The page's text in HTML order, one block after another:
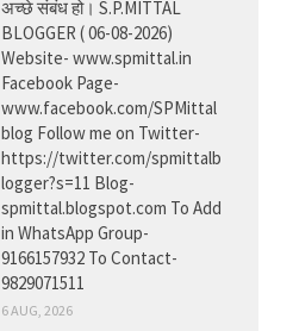
अच्छे संबंध हो। S.P.MITTAL
BLOGGER ( 06-08-2026)
Website- www.spmittal.in
Facebook Page-
www.facebook.com/SPMittal
blog Follow me on Twitter-
https://twitter.com/spmittalb
logger?s=11 Blog-
spmittal.blogspot.com To Add
in WhatsApp Group-
9166157932 To Contact-
9829071511
6 AUG, 2026